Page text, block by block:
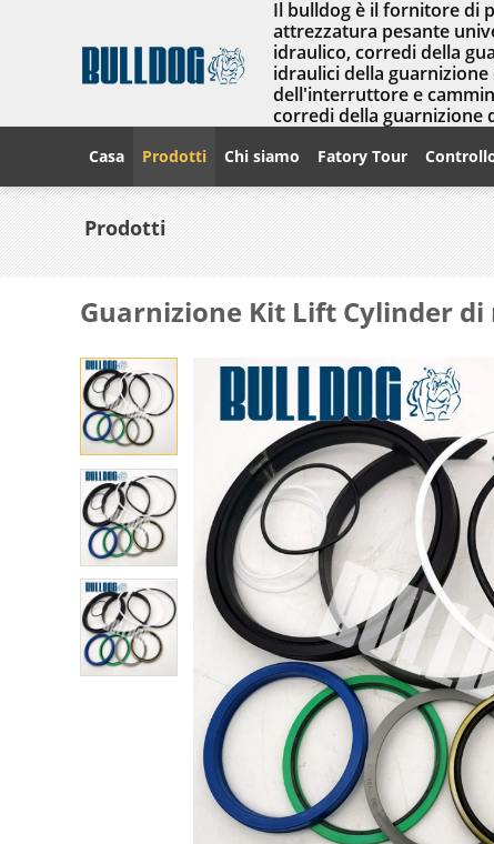
Il bulldog è il fornitore di
attrezzatura pesante
idraulico, corredi della
idraulici della
dell'interruttore e
corredi della guarnizione
Casa Prodotti Chi siamo Fatory Tour
Prodotti
Guarnizione Kit Lift Cylinder